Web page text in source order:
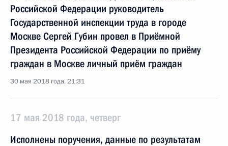
Российской Федерации руководитель
Государственной инспекции труда в городе
Москве Сергей Губин провел в Приёмной
Президента Российской Федерации по приёму
граждан в Москве личный приём граждан
30 мая 2018 года, 21:31
17 мая 2018 года, четверг
Исполнены поручения, данные по результатам